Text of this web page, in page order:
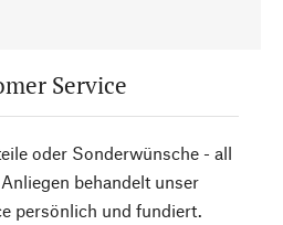
Service
oder Sonderwünsche - all
behandelt unser
persönlich und fundiert.